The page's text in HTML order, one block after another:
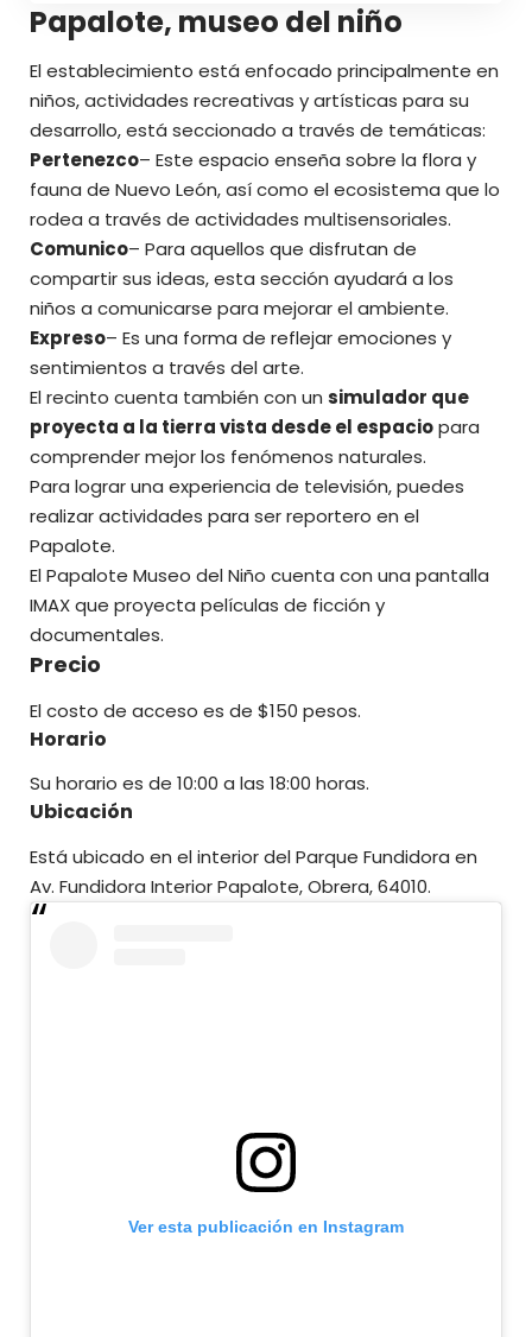
Papalote, museo del niño
El establecimiento está enfocado principalmente en
niños, actividades recreativas y artísticas para su
desarrollo, está seccionado a través de temáticas:
Pertenezco– Este espacio enseña sobre la flora y
fauna de Nuevo León, así como el ecosistema que lo
rodea a través de actividades multisensoriales.
Comunico– Para aquellos que disfrutan de
compartir sus ideas, esta sección ayudará a los
niños a comunicarse para mejorar el ambiente.
Expreso– Es una forma de reflejar emociones y
sentimientos a través del arte.
El recinto cuenta también con un simulador que
proyecta a la tierra vista desde el espaciopara
comprender mejor los fenómenos naturales.
Para lograr una experiencia de televisión, puedes
realizar actividades para ser reportero en el
Papalote.
El Papalote Museo del Niño cuenta con una pantalla
IMAX que proyecta películas de ficción y
documentales.
Precio
El costo de acceso es de $150 pesos.
Horario
Su horario es de 10:00 a las 18:00 horas.
Ubicación
Está ubicado en el interior del Parque Fundidora en
Av. Fundidora Interior Papalote, Obrera, 64010.
Ver esta publicación en Instagram